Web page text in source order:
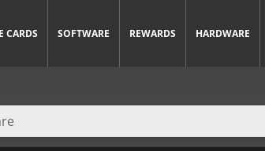
CARDS SOFTWARE REWARDS HARDWARE